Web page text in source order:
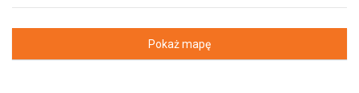
Pokaż mapę